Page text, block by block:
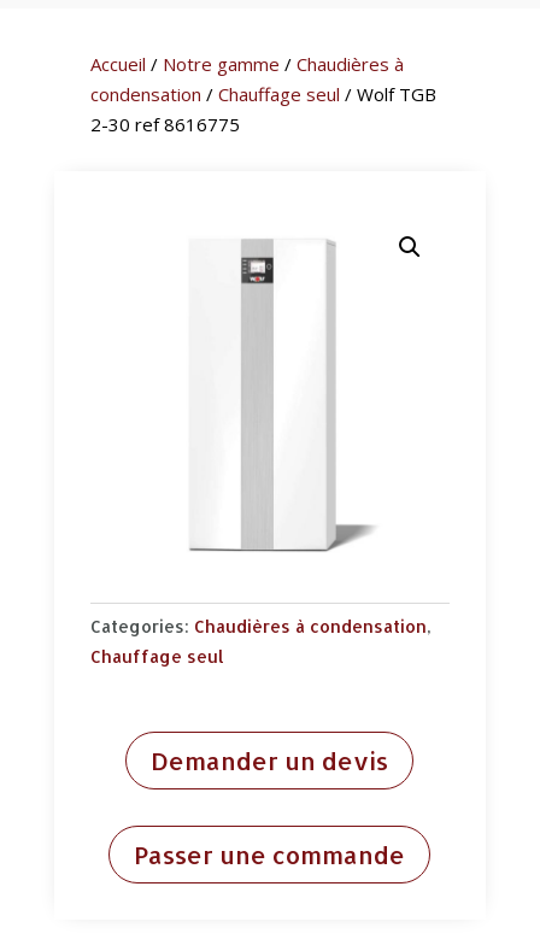
Accueil / Notre gamme / Chaudières à
condensation / Chauffage seul / Wolf TGB
2-30 ref 8616775
Categories: Chaudières à condensation,
Chauffage seul
Demander un devis
Passer une commande